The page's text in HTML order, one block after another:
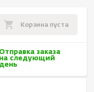
Корзина пуста
Отправка заказа
на следующий
день